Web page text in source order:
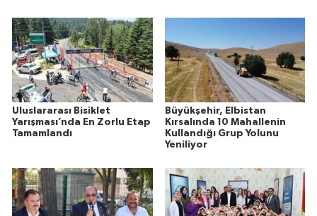
Uluslararası Bisiklet
Yarışması’nda En Zorlu Etap
Tamamlandı
Büyükşehir, Elbistan
Kırsalında 10 Mahallenin
Kullandığı Grup Yolunu
Yeniliyor